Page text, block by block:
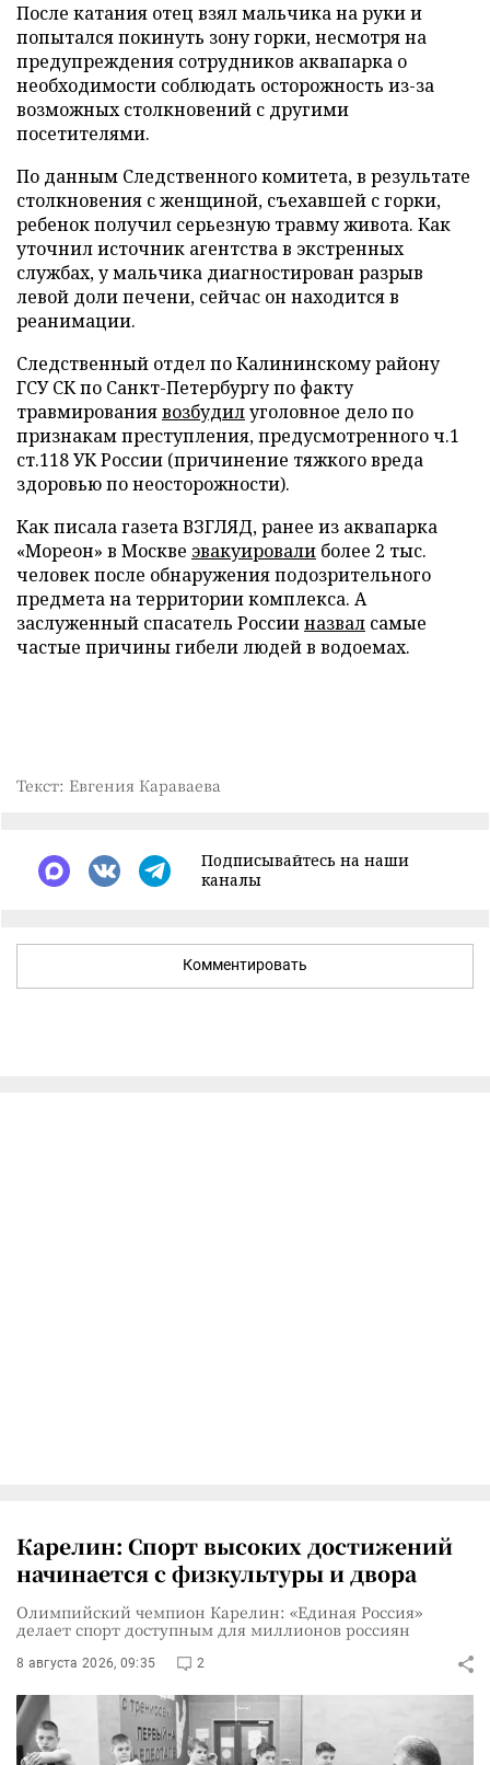
После катания отец взял мальчика на руки и
попытался покинуть зону горки, несмотря на
предупреждения сотрудников аквапарка о
необходимости соблюдать осторожность из-за
возможных столкновений с другими
посетителями.
По данным Следственного комитета, в результате
столкновения с женщиной, съехавшей с горки,
ребенок получил серьезную травму живота. Как
уточнил источник агентства в экстренных
службах, у мальчика диагностирован разрыв
левой доли печени, сейчас он находится в
реанимации.
Следственный отдел по Калининскому району
ГСУ СК по Санкт-Петербургу по факту
травмированиявозбудилуголовное дело по
признакам преступления, предусмотренного ч.1
ст.118 УК России (причинение тяжкого вреда
здоровью по неосторожности).
Как писала газета ВЗГЛЯД, ранее из аквапарка
«Мореон» в Москве эвакуировали более 2 тыс.
человек после обнаружения подозрительного
предмета на территории комплекса. А
заслуженный спасатель Россииназвал самые
частые причины гибели людей в водоемах.
Текст: Евгения Караваева
Подписывайтесь на наши
каналы
Комментировать
Карелин: Спорт высоких достижений
начинается с физкультуры и двора
Олимпийский чемпион Карелин: «Единая Россия»
делает спорт доступным для миллионов россиян
8 августа 2026, 09:35 2